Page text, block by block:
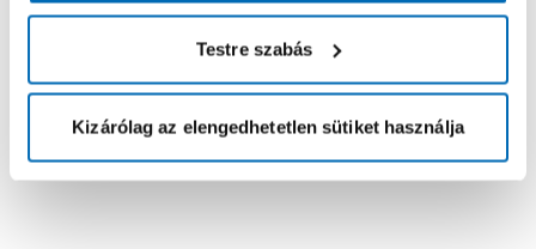
Testre szabás
Kizárólag az elengedhetetlen sütiket használja